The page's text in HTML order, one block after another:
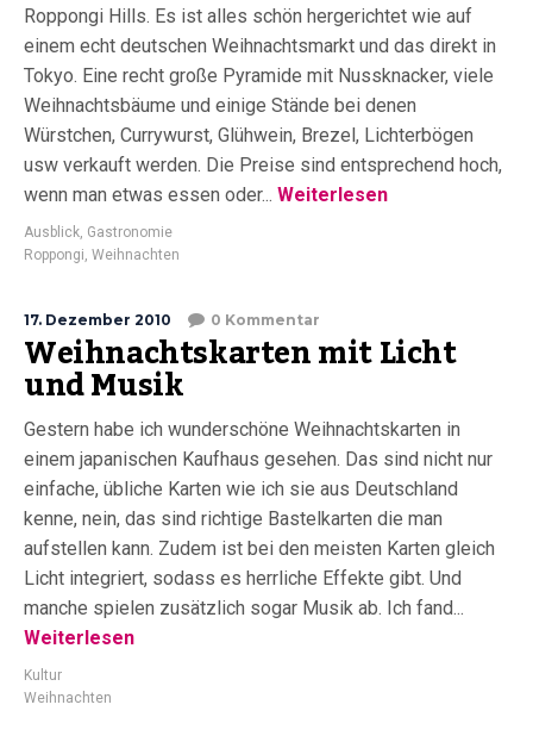
Roppongi Hills. Es ist alles schön hergerichtet wie auf
einem echt deutschen Weihnachtsmarkt und das direkt in
Tokyo. Eine recht große Pyramide mit Nussknacker, viele
Weihnachtsbäume und einige Stände bei denen
Würstchen, Currywurst, Glühwein, Brezel, Lichterbögen
usw verkauft werden. Die Preise sind entsprechend hoch,
wenn man etwas essen oder... Weiterlesen
Ausblick, Gastronomie
Roppongi, Weihnachten
17. Dezember 2010 0 Kommentar
Weihnachtskarten mit Licht
und Musik
Gestern habe ich wunderschöne Weihnachtskarten in
einem japanischen Kaufhaus gesehen. Das sind nicht nur
einfache, übliche Karten wie ich sie aus Deutschland
kenne, nein, das sind richtige Bastelkarten die man
aufstellen kann. Zudem ist bei den meisten Karten gleich
Licht integriert, sodass es herrliche Effekte gibt. Und
manche spielen zusätzlich sogar Musik ab. Ich fand...
Weiterlesen
Kultur
Weihnachten